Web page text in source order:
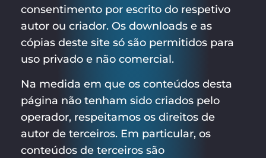
consentimento por escrito do respetivo
autor ou criador. Os downloads e as
cópias deste site só são permitidos para
uso privado e não comercial.
Na medida em que os conteúdos desta
página não tenham sido criados pelo
operador, respeitamos os direitos de
autor de terceiros. Em particular, os
conteúdos de terceiros são